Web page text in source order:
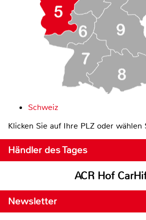
Schweiz
Klicken Sie auf Ihre PLZ oder wählen
Händler des Tages
ACR Hof
Newsletter